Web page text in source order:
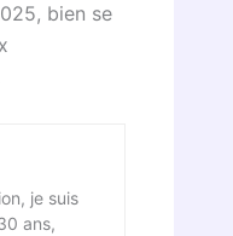
bien se
je suis
ans,